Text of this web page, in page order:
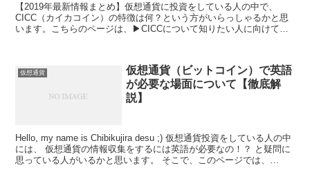
【2019年最新情報まとめ】仮想通貨に投資をしている人の中で、
CICC（カイカコイン）の特徴は何？という方がいらっしゃるかと思
います。こちらのページは、▶CICCについて知りたい人に向けて、
④XCP（Counterparty）プロトコルを使用⑤JASDAQ上場のカイカ株
との違い）▶CICCの将来性・オトクな買い方をまとめました。CICC
の購入を検討している方は是非参考にしてみてください。初心者の方
でも分かりやすく説明をしています。
仮想通貨
仮想通貨（ビットコイン）で英語
が必要な場面について【徹底解
説】
Hello, my name is Chibikujira desu ;) 仮想通貨投資をしている人の中
には、 仮想通貨の情報収集をするには英語が必要なの！？ と疑問に
思っている人がいるかと思います。 そこで、このページでは、